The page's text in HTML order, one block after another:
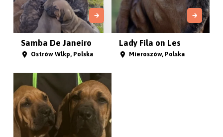
Samba De Janeiro
Ostrów Wlkp, Polska
Lady Fila on Les
Mieroszów, Polska